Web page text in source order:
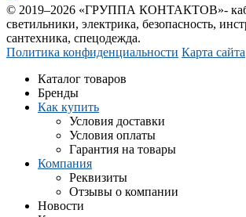
© 2019–2026 «ГРУППА КОНТАКТОВ»-
светильники, электрика, безопасность,
сантехника, спецодежда.
Политика конфиденциальности Карта сайта
Каталог товаров
Бренды
Как купить
Условия доставки
Условия оплаты
Гарантия на товары
Компания
Реквизиты
Отзывы о компании
Новости